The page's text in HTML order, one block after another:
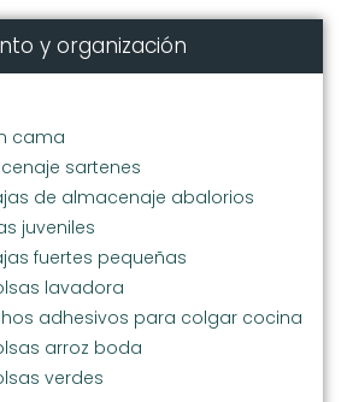
y organización
cama
sartenes
de almacenaje abalorios
juveniles
fuertes pequeñas
lavadora
adhesivos para colgar cocina
arroz boda
verdes